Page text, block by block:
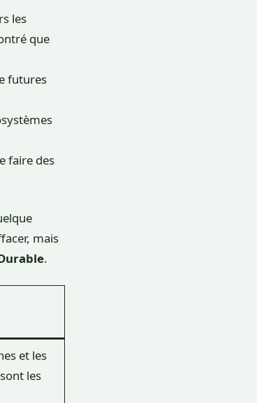
les
que
futures
faire des
mais
.
et les
les